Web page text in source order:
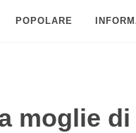
POPOLARE
moglie